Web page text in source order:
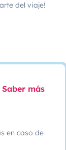
del viaje!
Saber más
en caso de